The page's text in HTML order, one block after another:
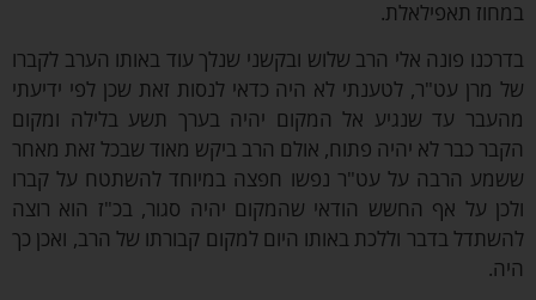
תאפילאלת.
פונה אלי הרב שלוש ובקשני שנלך עוד באותו הערב לקברו
עט"ר, לטענתי לא היה כדאי לנסות זאת שכן לפי ידיעתי
עד שנגיע אל המקום יהיה בערך תשע בלילה ומקום
כבר לא יהיה פתוח, אולם הרב ביקש מאוד שבכל זאת מאחר
הרבה על עט"ר נפשו חפצה במיוחד להשתטח על קברו
על אף החשש הודאי שהמקום יהיה סגור, בכ"ז הוא רוצה
בדבר וללכת באותו היום למקום קבורתו של הרב, ואכן כך